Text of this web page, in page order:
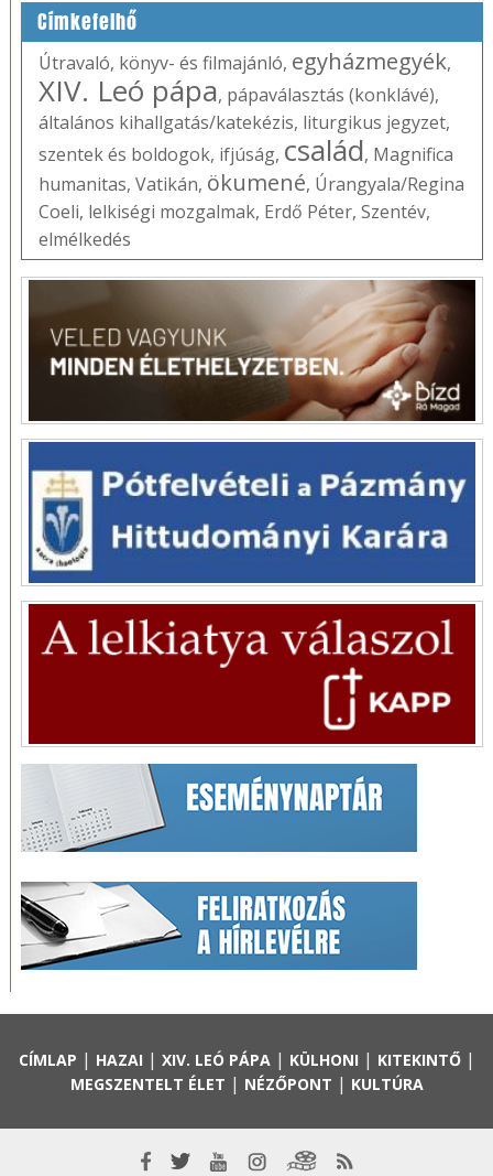
Címkefelhő
Útravaló, könyv- és filmajánló, egyházmegyék,
XIV. Leó pápa, pápaválasztás (konklávé),
általános kihallgatás/katekézis, liturgikus jegyzet,
szentek és boldogok, ifjúság, család, Magnifica
humanitas, Vatikán, ökumené, Úrangyala/Regina
Coeli, lelkiségi mozgalmak, Erdő Péter, Szentév,
elmélkedés
CÍMLAP | HAZAI | XIV. LEÓ PÁPA| KÜLHONI | KITEKINTŐ|
MEGSZENTELT ÉLET | NÉZŐPONT | KULTÚRA